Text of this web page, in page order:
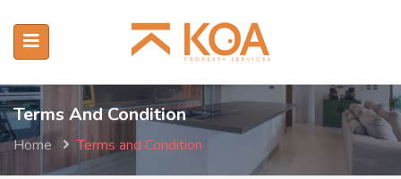
Terms And Condition
Home Terms and Condition